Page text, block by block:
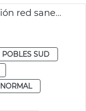
JGL Adjudicación reparación red saneamiento La Torre
POBLES SUD
NORMAL